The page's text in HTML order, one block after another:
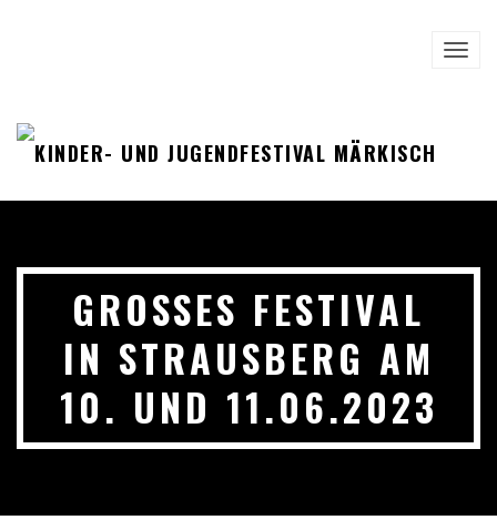
GROSSES FESTIVAL I
N STRAUSBERG AM 1
0. UND 11.06.2023